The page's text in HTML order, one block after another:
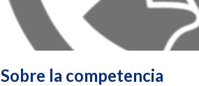
Sobre la competencia